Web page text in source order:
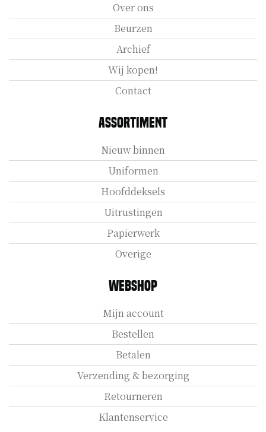
Over ons
Beurzen
Archief
Wij kopen!
Contact
Assortiment
Nieuw binnen
Uniformen
Hoofddeksels
Uitrustingen
Papierwerk
Overige
Webshop
Mijn account
Bestellen
Betalen
Verzending & bezorging
Retourneren
Klantenservice